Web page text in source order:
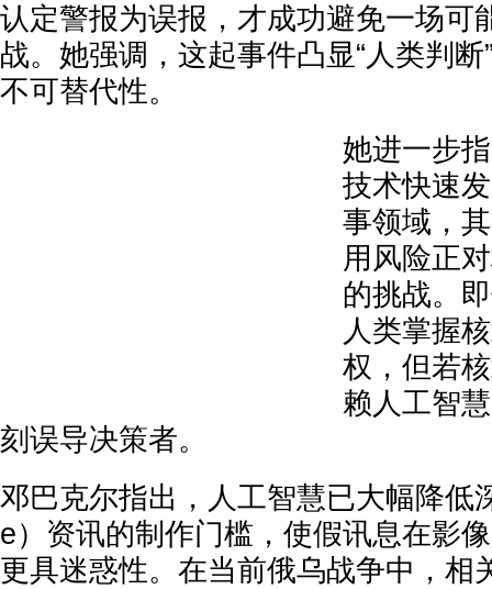
认定警报为误报，才成功避免一场可
战。她强调，这起事件凸显“人类判
不可替代性。
她进一步
技术快速
事领域，
用风险正
的挑战。
人类掌握
权，但若
赖人工智
刻误导决策者。
邓巴克尔指出，人工智慧已大幅降低
e）资讯的制作门槛，使假讯息在影
更具迷惑性。在当前俄乌战争中，相